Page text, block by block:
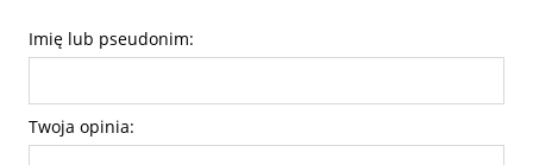
Imię lub pseudonim:
Twoja opinia: